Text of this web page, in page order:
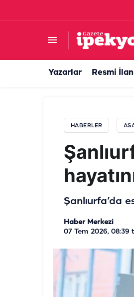
Yazarlar Resmi
HABERLER
Şanlıurfa’da
Haber Merkezi
07 Tem 2026, 08:39
Şanlıurfa'da dikkat